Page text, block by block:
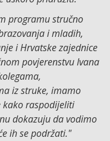
programu stručno
i mladih,
i Hrvatske zajednice
povjerenstvu Ivana
iz struke, imamo
kako raspodijeliti
dokazuju da vodimo
ih se podržati."